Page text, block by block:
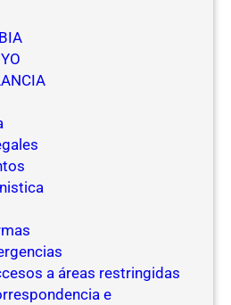
a áreas restringidas
e